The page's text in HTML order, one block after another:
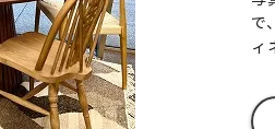
で
ィ